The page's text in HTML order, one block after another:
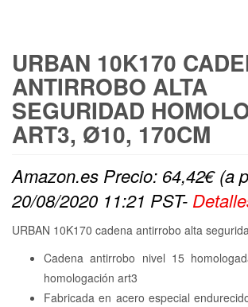
URBAN 10K170
ANTIRROBO ALTA
SEGURIDAD
ART3, Ø10, 170CM
Amazon.es Precio: 64,42€(a
20/08/2020 11:21 PST-
URBAN 10K170 cadena antirrobo alta
Cadena antirrobo nivel 15
homologación art3
Fabricada en acero especial